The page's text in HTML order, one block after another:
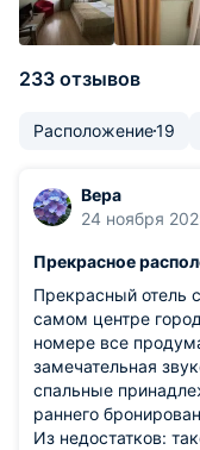
233 отзывов
Расположение19
Вера
24 ноября
Прекрасное
Прекрасный отель
самом центре
номере все
замечательная
спальные
раннего
Из недостатков: